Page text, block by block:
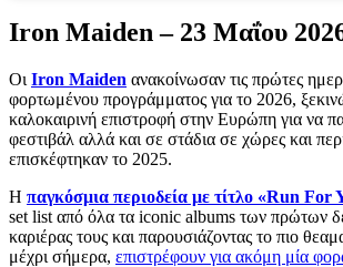
Iron Maiden – 23 Μαΐου
Οι Iron Maiden ανακοίνωσαν τις πρώτες
φορτωμένου προγράμματος για το 2026,
καλοκαιρινή επιστροφή στην Ευρώπη για να
φεστιβάλ αλλά και σε στάδια σε χώρες και
επισκέφτηκαν το 2025.
Η παγκόσμια περιοδεία με τίτλο «Run For
set list από όλα τα iconic albums των πρώτων
καριέρας τους και παρουσιάζοντας το πιο
μέχρι σήμερα, επιστρέφουν για ακόμη μία